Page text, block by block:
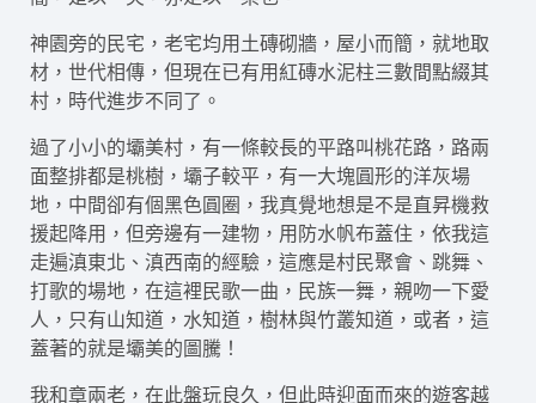
神園旁的民宅，老宅均用土磚砌牆，屋小而簡，就地取
材，世代相傳，但現在已有用紅磚水泥柱三數間點綴其
村，時代進步不同了。
過了小小的壩美村，有一條較長的平路叫桃花路，路兩
面整排都是桃樹，壩子較平，有一大塊圓形的洋灰場
地，中間卻有個黑色圓圈，我真覺地想是不是直昇機救
援起降用，但旁邊有一建物，用防水帆布蓋住，依我這
走遍滇東北、滇西南的經驗，這應是村民聚會、跳舞、
打歌的場地，在這裡民歌一曲，民族一舞，親吻一下愛
人，只有山知道，水知道，樹林與竹叢知道，或者，這
蓋著的就是壩美的圖騰！
我和章兩老，在此盤玩良久，但此時迎面而來的遊客越